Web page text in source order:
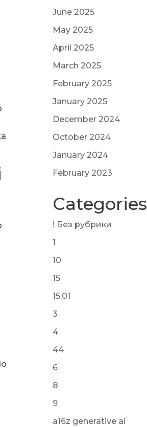
June 2025
May 2025
April 2025
March 2025
February 2025
January 2025
December 2024
October 2024
January 2024
February 2023
Categories
! Без рубрики
1
10
15
15.01
3
4
44
6
8
9
a16z generative ai